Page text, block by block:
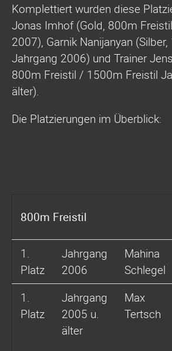
Komplettiert wurden diese
Jonas Imhof (Gold, 800m
2007), Garnik Nanijanyan
Jahrgang 2006) und Trainer
800m Freistil / 1500m Freistil
älter).
Die Platzierungen im Überblick:
800m Freistil
1.
Platz
Jahrgang
2006
Mahina
Schlegel
1.
Platz
Jahrgang
2005 u.
älter
Max
Tertsch